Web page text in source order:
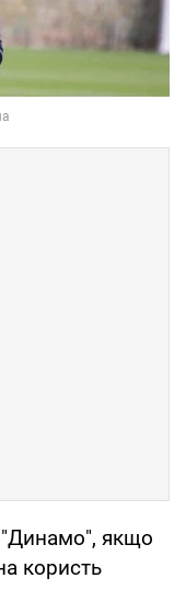
якщо
користь